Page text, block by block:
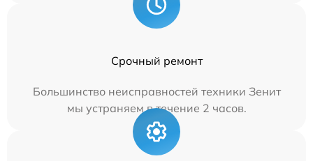
Срочный ремонт
Большинство неисправностей техники Зенит
мы устраняем в течение 2 часов.